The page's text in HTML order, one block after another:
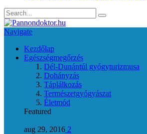
Navigate
Kezdőlap
Egészségmegőrzés
Dél-Dunántúl gyógyturizmusa
Dohányzás
Táplálkozás
Természetgyógyászat
Életmód
Featured
aug 29, 2016 2